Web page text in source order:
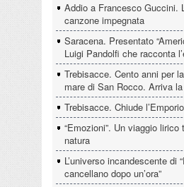
Addio a Francesco Guccini.
canzone impegnata
Saracena. Presentato
Luigi Pandolfi che racconta
Trebisacce. Cento anni per
mare di San Rocco. Arriva
Trebisacce. Chiude
“Emozioni”. Un viaggio lirico
natura
L’universo incandescente di
cancellano dopo un’ora”